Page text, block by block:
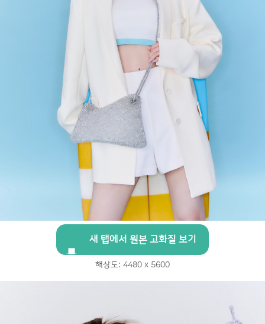
새 탭에서 원본 고화질 보기
해상도: 4480 x 5600